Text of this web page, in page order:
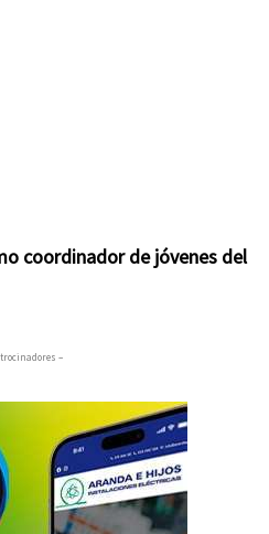
coordinador de jóvenes del
–